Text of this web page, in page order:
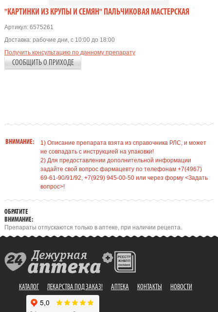
"КАРТИНКИ ИЗ КРУПЫ И СЕМЯН" ПАЛЬЧИКОВАЯ МАСТЕРСКАЯ
Артикул:6575261
Доставка: рабочие дни, с 10:00 до 18:00
Получить консультацию по данному препарату
СООБЩИТЬ О ПРИХОДЕ
ВНИМАНИЕ:
1) Описание препарата взята из справочника РЛС, и может
не совпадать с инструкцией на упаковки!
2) Для предоставлении дополнительной информации
задайте свой вопрос фармацевту по телефонам +7(4967)
69-61-90/91/92, +7(929) 945-00-50 или через форму <Задать
вопрос>!
ОБРАТИТЕ
ВНИМАНИЕ:
Препараты отпускаются только в аптеке, при наличии рецепта.
КАТАЛОГ ЛЕКАРСТВА ПОД ЗАКАЗ! АПТЕКА КОНТАКТЫ НОВОСТИ